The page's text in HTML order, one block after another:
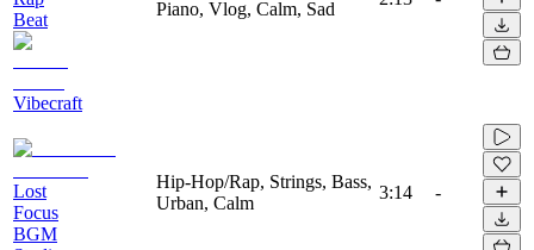
Beat
Vibecraft
Piano, Vlog, Calm, Sad
Lost
Focus
BGM
Hip-Hop/Rap, Strings, Bass,
Urban, Calm
3:14 -